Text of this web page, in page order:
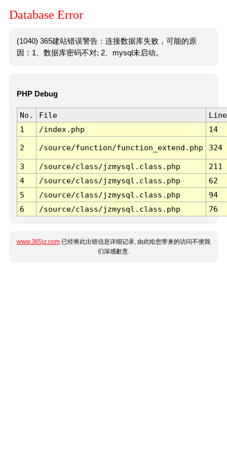
Database Error
(1040) 365建站错误警告：连接数据库失败，可能的原
因：1、数据库密码不对; 2、mysql未启动。
PHP Debug
No. File
Line
1
/index.php 14
2 /source/function/function_extend.php 324
3 /source/class/jzmysql.class.php
211
4
/source/class/jzmysql.class.php
62
5
/source/class/jzmysql.class.php
94
6
/source/class/jzmysql.class.php 76
www.365jz.com 已经将此出错信息详细记录, 由此给您带来的访问不便我
们深感歉意.